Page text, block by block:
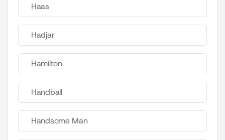
Haas
Hadjar
Hamilton
Handball
Handsome Man